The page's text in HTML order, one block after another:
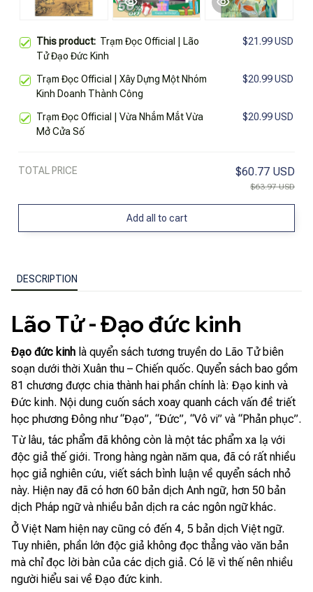
This product: Trạm Đọc Official | Lão
Tử Đạo Đức Kinh
$21.99 USD
Trạm Đọc Official | Xây Dựng Một Nhóm
Kinh Doanh Thành Công
$20.99 USD
Trạm Đọc Official | Vừa Nhắm Mắt Vừa
Mở Cửa Số
$20.99 USD
TOTAL PRICE $60.77 USD
$63.97 USD
Add all to cart
DESCRIPTION
Lão Tử - Đạo đức kinh
Đạo đức kinh là quyển sách tương truyền do Lão Tử biên
soạn dưới thời Xuân thu – Chiến quốc. Quyển sách bao gồm
81 chương được chia thành hai phần chính là: Đạo kinh và
Đức kinh. Nội dung cuốn sách xoay quanh cách vấn đề triết
học phương Đông như “Đạo”, “Đức”, “Vô vi” và “Phản phục”.
Từ lâu, tác phẩm đã không còn là một tác phẩm xa lạ với
độc giả thế giới. Trong hàng ngàn năm qua, đã có rất nhiều
học giả nghiên cứu, viết sách bình luận về quyển sách nhỏ
này. Hiện nay đã có hơn 60 bản dịch Anh ngữ, hơn 50 bản
dịch Pháp ngữ và nhiều bản dịch ra các ngôn ngữ khác.
Ở Việt Nam hiện nay cũng có đến 4, 5 bản dịch Việt ngữ.
Tuy nhiên, phần lớn độc giả không đọc thẳng vào văn bản
mà chỉ đọc lời bàn của các dịch giả. Có lẽ vì thế nên nhiều
người hiểu sai về Đạo đức kinh.